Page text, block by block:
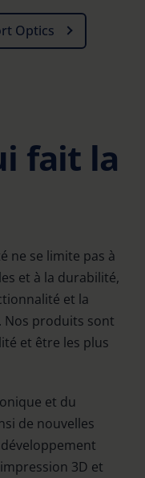
Optics
fait la
ne se limite pas à
et à la durabilité,
et la
Nos produits sont
et être les plus
et du
de nouvelles
3D et